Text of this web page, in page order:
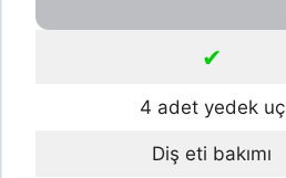
✔
4 adet yedek uç
Diş eti bakımı